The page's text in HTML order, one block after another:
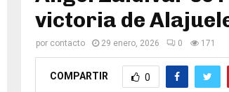
victoria de
por contacto 29 enero, 2026 0 171
COMPARTIR 0